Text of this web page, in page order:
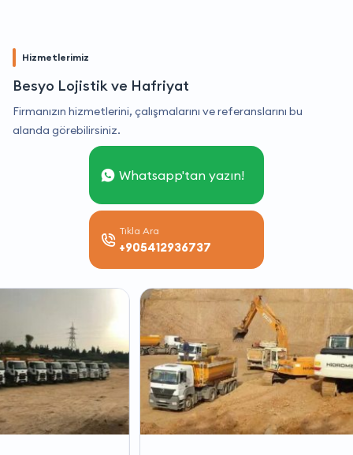
Hizmetlerimiz
Besyo Lojistik ve Hafriyat
Firmanızın hizmetlerini, çalışmalarını ve referanslarını bu
alanda görebilirsiniz.
Whatsapp'tan yazın!
Tıkla Ara
+905412936737